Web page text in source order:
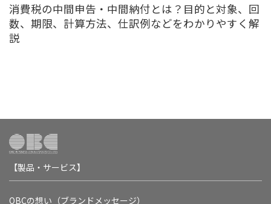
消費税の中間申告・中間納付とは？目的と対象、回
数、期限、計算方法、仕訳例などをわかりやすく解
説
【製品・サービス】
OBCの想い（ブランドメッセージ）